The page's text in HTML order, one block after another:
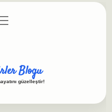
Blogu
güzelleştir!